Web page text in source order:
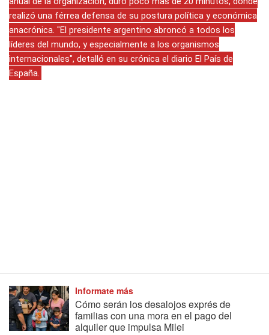
realizó una férrea defensa de su postura política y económica
anacrónica. "El presidente argentino abroncó a todos los
líderes del mundo, y especialmente a los organismos
internacionales", detalló en su crónica el diario El País de
España.
Informate más
Cómo serán los desalojos exprés de
familias con una mora en el pago del
alquiler que impulsa Milei